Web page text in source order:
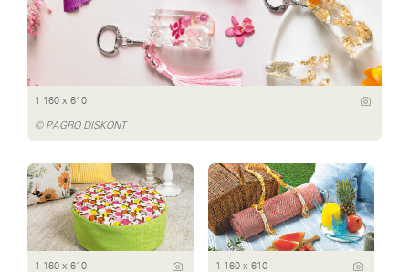
1 160 x 610
© PAGRO DISKONT
1 160 x 610 1 160 x 610